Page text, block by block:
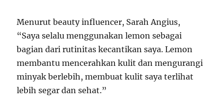
Menurut beauty influencer, Sarah Angius,
“Saya selalu menggunakan lemon sebagai
bagian dari rutinitas kecantikan saya. Lemon
membantu mencerahkan kulit dan mengurangi
minyak berlebih, membuat kulit saya terlihat
lebih segar dan sehat.”